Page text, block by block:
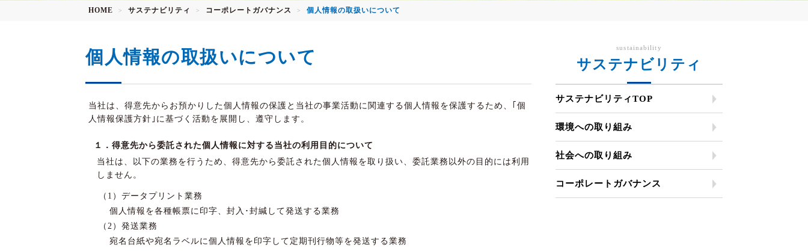
沿革 役員紹介
HOME > サステナビリティ > コーポレートガバナンス > 個人情報の取扱いについて
個人情報の取扱いについて
当社は、得意先からお預かりした個人情報の保護と当社の事業活動に関連する個人情報を保護するため、｢個
人情報保護方針｣に基づく活動を展開し、遵守します。
１．得意先から委託された個人情報に対する当社の利用目的について
当社は、以下の業務を行うため、得意先から委託された個人情報を取り扱い、委託業務以外の目的には利用
しません。
（1）データプリント業務
個人情報を各種帳票に印字、封入･封緘して発送する業務
（2）発送業務
宛名台紙や宛名ラベルに個人情報を印字して定期刊行物等を発送する業務
sustainability
サステナビリティ
サステナビリティTOP
環境への取り組み
社会への取り組み
コーポレートガバナンス